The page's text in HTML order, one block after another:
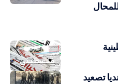
فلسطيني
تصعيد